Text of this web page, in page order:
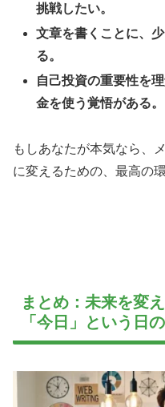
挑戦したい。
文章を書くことに、
る。
自己投資の重要性を
金を使う覚悟がある。
もしあなたが本気なら、
に変えるための、最高の
まとめ：未来を変
「今日」という日